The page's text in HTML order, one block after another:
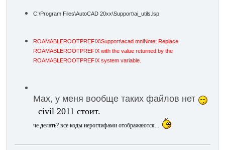
C:\Program Files\AutoCAD 20xx\Support\ai_utils.lsp
ROAMABLEROOTPREFIX\Support\acad.mnlNote: Replace
ROAMABLEROOTPREFIX with the value returned by the
ROAMABLEROOTPREFIX system variable.
Мах, у меня вообще таких файлов нет
civil 2011 стоит.
че делать? все коды иероглифами отображаются...